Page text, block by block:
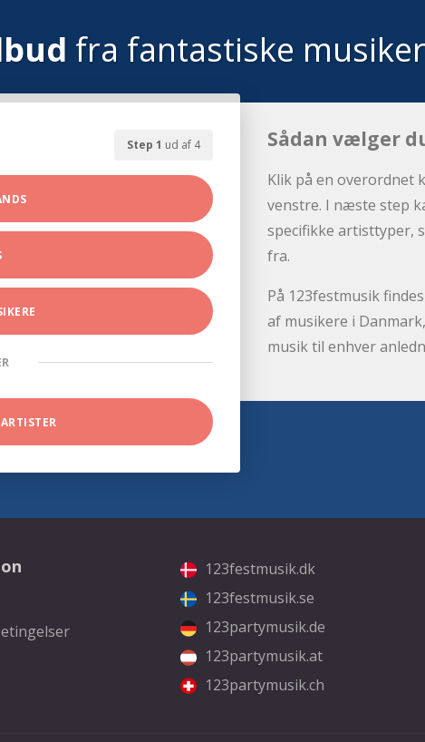
fra fantastiske
Step 1 ud af 4 Sådan vælger
Klik på en overordnet
venstre. I næste step
specifikke artisttyper,
fra.
På 123festmusik
af musikere i
musik til enhver
123festmusik.dk
123festmusik.se
123partymusik.de
123partymusik.at
123partymusik.ch